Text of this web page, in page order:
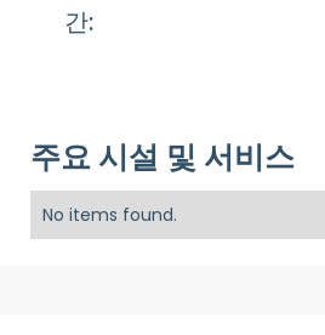
간:
주요 시설 및 서비스
No items found.